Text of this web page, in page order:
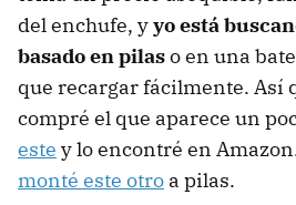
del enchufe, yyo está
basado en pilaso en una
que recargar fácilmente. Así
compré el que aparece un
este y lo encontré en
monté este otro a pilas.